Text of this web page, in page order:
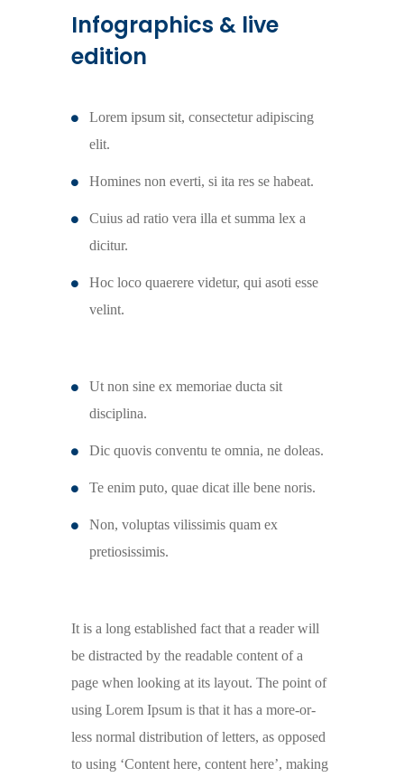
Infographics & live
edition
Lorem ipsum sit, consectetur adipiscing
elit.
Homines non everti, si ita res se habeat.
Cuius ad ratio vera illa et summa lex a
dicitur.
Hoc loco quaerere videtur, qui asoti esse
velint.
Ut non sine ex memoriae ducta sit
disciplina.
Dic quovis conventu te omnia, ne doleas.
Te enim puto, quae dicat ille bene noris.
Non, voluptas vilissimis quam ex
pretiosissimis.
It is a long established fact that a reader will
be distracted by the readable content of a
page when looking at its layout. The point of
using Lorem Ipsum is that it has a more-or-
less normal distribution of letters, as opposed
to using ‘Content here, content here’, making